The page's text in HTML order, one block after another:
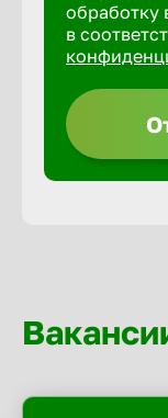
обработку
в